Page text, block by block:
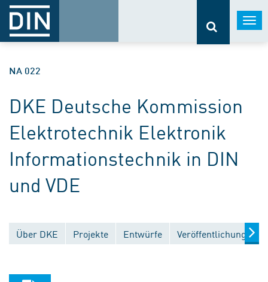
NA 022
DKE Deutsche Kommission
Elektrotechnik Elektronik
Informationstechnik in DIN
und VDE
Über DKE Projekte Entwürfe Veröffentlichungen